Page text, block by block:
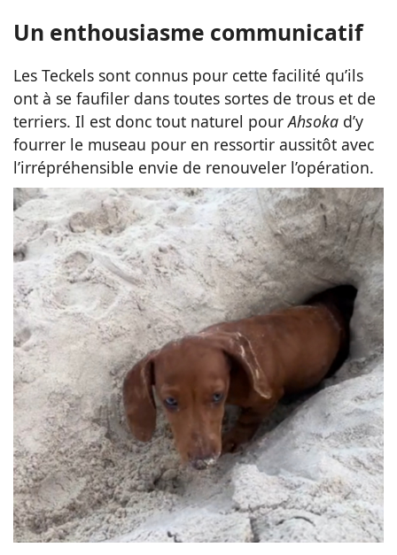
Un enthousiasme communicatif
Les Teckels sont connus pour cette facilité qu’ils
ont à se faufiler dans toutes sortes de trous et de
terriers. Il est donc tout naturel pourAhsoka d’y
fourrer le museau pour en ressortir aussitôt avec
l’irrépréhensible envie de renouveler l’opération.